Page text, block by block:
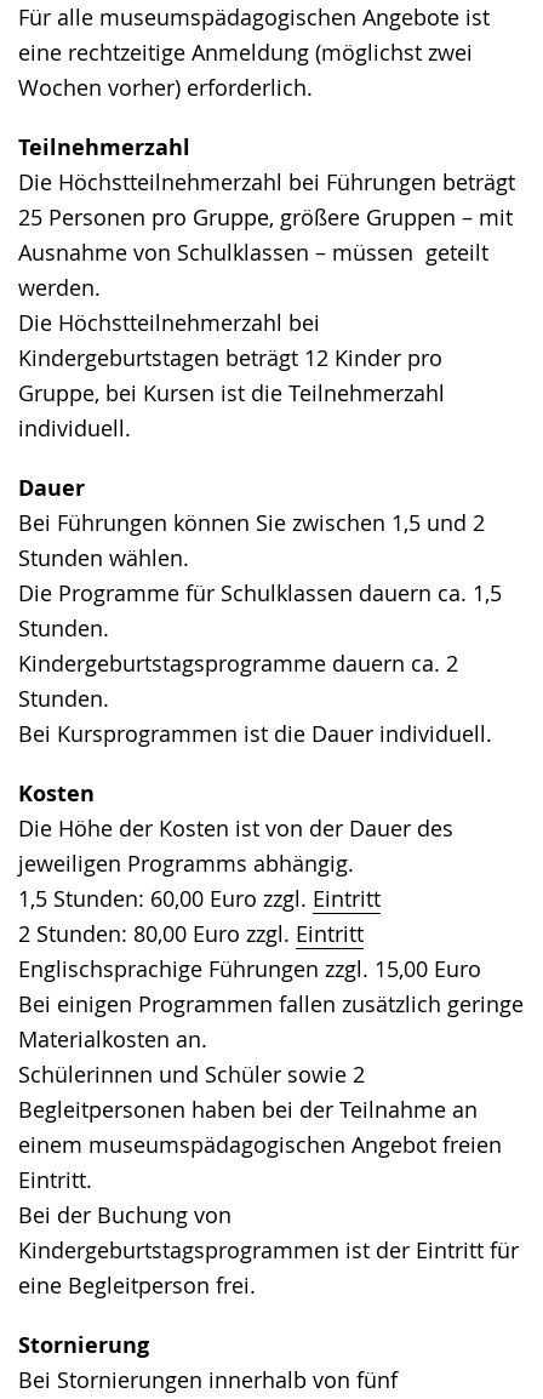
Für alle museumspädagogischen Angebote ist
eine rechtzeitige Anmeldung (möglichst zwei
Wochen vorher) erforderlich.
Teilnehmerzahl
Die Höchstteilnehmerzahl bei Führungen beträgt
25 Personen pro Gruppe, größere Gruppen – mit
Ausnahme von Schulklassen – müssen geteilt
werden.
Die Höchstteilnehmerzahl bei
Kindergeburtstagen beträgt 12 Kinder pro
Gruppe, bei Kursen ist die Teilnehmerzahl
individuell.
Dauer
Bei Führungen können Sie zwischen 1,5 und 2
Stunden wählen.
Die Programme für Schulklassen dauern ca. 1,5
Stunden.
Kindergeburtstagsprogramme dauern ca. 2
Stunden.
Bei Kursprogrammen ist die Dauer individuell.
Kosten
Die Höhe der Kosten ist von der Dauer des
jeweiligen Programms abhängig.
1,5 Stunden: 60,00 Euro zzgl. Eintritt
2 Stunden: 80,00 Euro zzgl. Eintritt
Englischsprachige Führungen zzgl. 15,00 Euro
Bei einigen Programmen fallen zusätzlich geringe
Materialkosten an.
Schülerinnen und Schüler sowie 2
Begleitpersonen haben bei der Teilnahme an
einem museumspädagogischen Angebot freien
Eintritt.
Bei der Buchung von
Kindergeburtstagsprogrammen ist der Eintritt für
eine Begleitperson frei.
Stornierung
Bei Stornierungen innerhalb von fünf